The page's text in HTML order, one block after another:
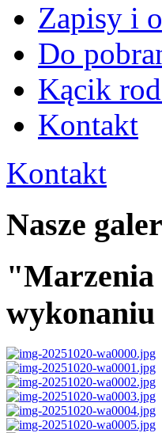
Zapisy i
Do
Kącik
Kontakt
Kontakt
Nasze
"Marzenia